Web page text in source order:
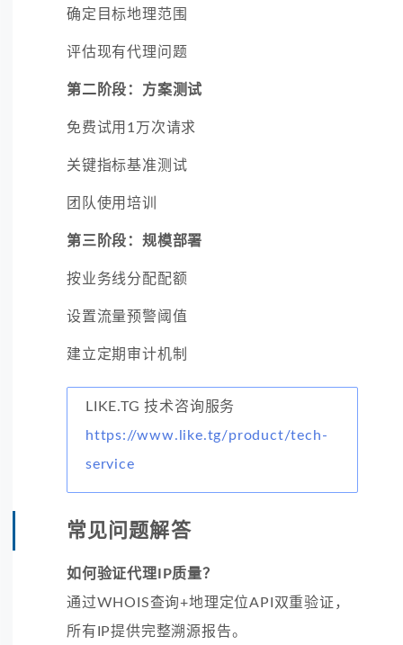
确定目标地理范围
评估现有代理问题
第二阶段：方案测试
免费试用1万次请求
关键指标基准测试
团队使用培训
第三阶段：规模部署
按业务线分配配额
设置流量预警阈值
建立定期审计机制
LIKE.TG 技术咨询服务
https://www.like.tg/product/tech-
service
常见问题解答
如何验证代理IP质量？
通过WHOIS查询+地理定位API双重验证，
所有IP提供完整溯源报告。